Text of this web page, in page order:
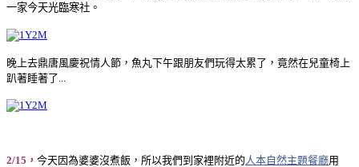
一家今天光臨寒社。
晚上去鼎唐風慶祝情人節，魚丸下午跟朋友們玩得太累了，竟然在兒童椅上
趴著睡著了...
2/15， 今天因為婆婆沒煮飯，所以我們到家裡附近的 人本自然主題餐廳用